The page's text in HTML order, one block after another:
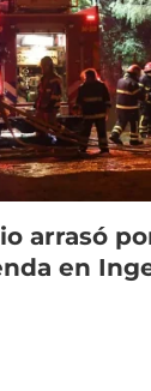
arrasó
en